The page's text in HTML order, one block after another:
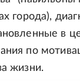
города),
в
по
жизни.